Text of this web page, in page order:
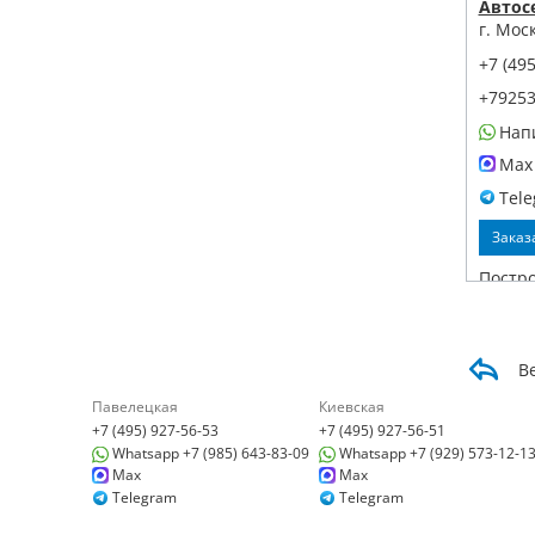
г.
+7
Max
Павелецкая
+7 (495) 927-56-53
Whatsapp +7 (985) 643-83-09
Max
Telegram
Киевская
+7 (495) 927-56-51
Whatsapp +7 (929) 573-12-
Max
Telegram